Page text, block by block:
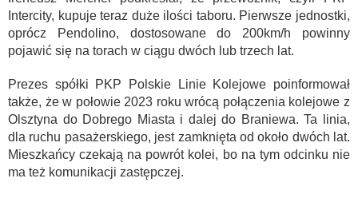
Intercity, kupuje teraz duże ilości taboru. Pierwsze jednostki,
oprócz Pendolino, dostosowane do 200km/h powinny
pojawić się na torach w ciągu dwóch lub trzech lat.
Prezes spółki PKP Polskie Linie Kolejowe poinformował
także, że w połowie 2023 roku wrócą połączenia kolejowe z
Olsztyna do Dobrego Miasta i dalej do Braniewa. Ta linia,
dla ruchu pasażerskiego, jest zamknięta od około dwóch lat.
Mieszkańcy czekają na powrót kolei, bo na tym odcinku nie
ma też komunikacji zastępczej.